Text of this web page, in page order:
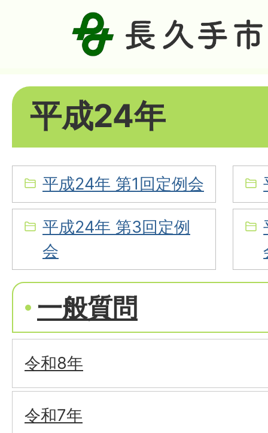
平成24年
平成24年 第1回定例会
平成24年 第3回定例
会
一般質問
令和8年
令和7年